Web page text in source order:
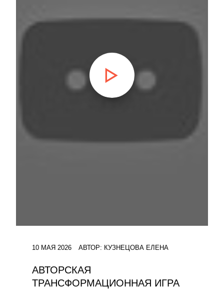
10 МАЯ 2026 АВТОР: КУЗНЕЦОВА ЕЛЕНА
АВТОРСКАЯ
ТРАНСФОРМАЦИОННАЯ ИГРА